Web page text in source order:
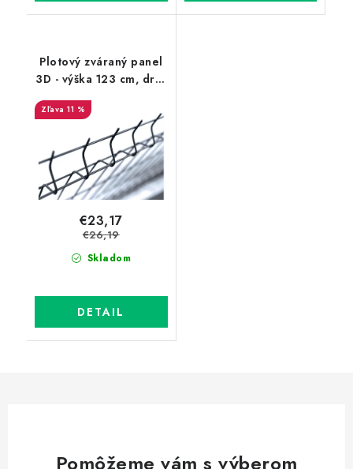
Plotový zváraný panel
3D - výška 123 cm, drôt
11 %
Skladom
€23,17
€26,19
DETAIL
Pomôžeme vám s výberom